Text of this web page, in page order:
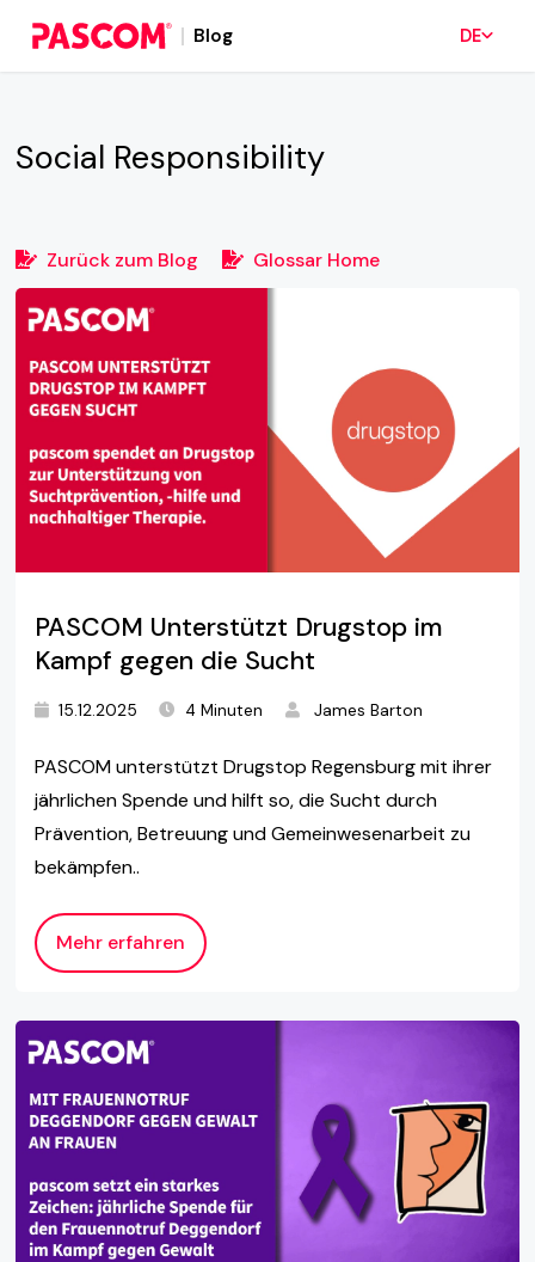
Blog DE
Social Responsibility
Zurück zum Blog Glossar Home
PASCOM Unterstützt Drugstop im
Kampf gegen die Sucht
15.12.2025 4 Minuten James Barton
PASCOM unterstützt Drugstop Regensburg mit ihrer
jährlichen Spende und hilft so, die Sucht durch
Prävention, Betreuung und Gemeinwesenarbeit zu
bekämpfen..
Mehr erfahren